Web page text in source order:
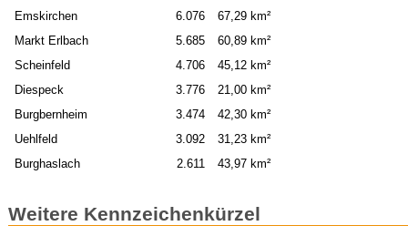
Emskirchen
6.076
67,29 km²
Markt Erlbach
5.685
60,89 km²
Scheinfeld
4.706
45,12 km²
Diespeck
3.776
21,00 km²
Burgbernheim
3.474
42,30 km²
Uehlfeld
3.092
31,23 km²
Burghaslach
2.611 43,97 km²
Weitere Kennzeichenkürzel